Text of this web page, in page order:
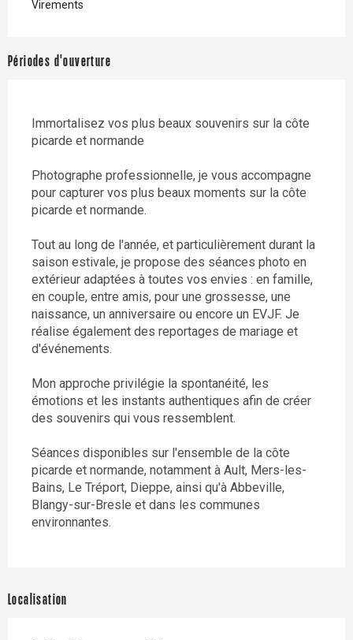
Virements
Périodes d'ouverture
Immortalisez vos plus beaux souvenirs sur la côte
picarde et normande
Photographe professionnelle, je vous accompagne
pour capturer vos plus beaux moments sur la côte
picarde et normande.
Tout au long de l'année, et particulièrement durant la
saison estivale, je propose des séances photo en
extérieur adaptées à toutes vos envies : en famille,
en couple, entre amis, pour une grossesse, une
naissance, un anniversaire ou encore un EVJF. Je
réalise également des reportages de mariage et
d'événements.
Mon approche privilégie la spontanéité, les
émotions et les instants authentiques afin de créer
des souvenirs qui vous ressemblent.
Séances disponibles sur l'ensemble de la côte
picarde et normande, notamment à Ault, Mers-les-
Bains, Le Tréport, Dieppe, ainsi qu'à Abbeville,
Blangy-sur-Bresle et dans les communes
environnantes.
Localisation